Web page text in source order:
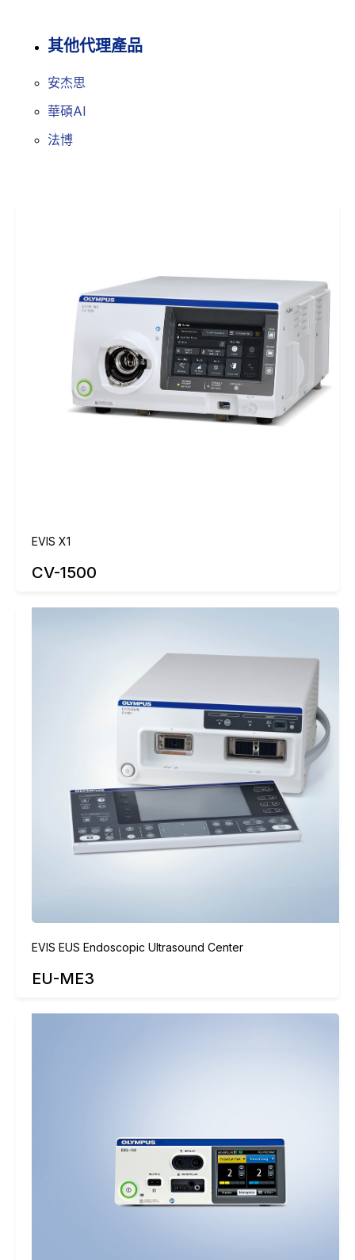
EVIS X1
CV-1500
EVIS EUS Endoscopic Ultrasound Center
EU-ME3
其他代理產品
安杰思
華碩AI
法博